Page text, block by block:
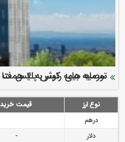
ارزش سهام عدالت بالا رفت
سرمایه بیمه کوثر به ۴ همت می‌رسد
نود ثانیه با فولاد سنگان
تقدیر دبیرکل سندیکای بیمه
رازی
توصیه های رئیس پلیس فتا
پیشگیری از سرقت های
نوع ارز قیمت خرید
درهم
دلار
-